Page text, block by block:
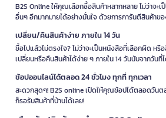
B2S Online ให้คุณเลือกซื้อสินค้าหลากหลาย ไม่ว่าจะ
อื่นๆ อีกมากมายได้อย่างมั่นใจ ด้วยการการันตีสินค้าข
เปลี่ยน/คืนสินค้าง่าย ภายใน 14 วัน
ซื้อไปแล้วไม่ตรงใจ? ไม่ว่าจะเป็นหนังสือที่เลือกผิด ห
เปลี่ยนหรือคืนสินค้าได้ง่าย ๆ ภายใน 14 วันนับจากวันที่
ช้อปออนไลน์ได้ตลอด 24 ชั่วโมง ทุกที่ ทุกเวลา
สะดวกสุดๆ! B2S online เปิดให้คุณช้อปได้ตลอดวันต
ก็รอรับสินค้าที่บ้านได้เลย!